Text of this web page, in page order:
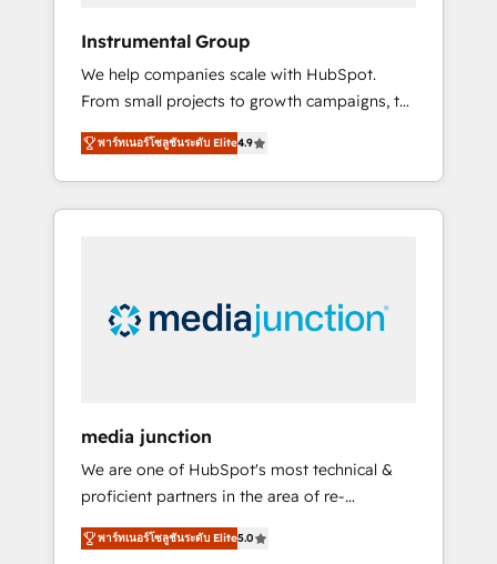
Harnessing the full potential of the powerful
HubSpot CRM. ✔️A team of HubSpot experts
backed by over 10+ years of HubSpot
experience ✔️Flexible pricing models —
Hourly-fee (assigned one Dedicated
HubSpot Admin); Monthly-fee (HubSpot
Admin + Project Manager); and Fixed Project
bundle services. Connect with us today!
Instrumental Group
We help companies scale with HubSpot.
From small projects to growth campaigns, to
CRM and websites. Hire an agency that's
experienced in every inch of HubSpot and
willing to work hand-in-hand with your team
to simplify the complex and build a better
พาร์ทเนอร์โซลูชันระดับ Elite4.9
media junction
We are one of HubSpot's most technical &
proficient partners in the area of re-
platforming, website design & development.
We specialize in multi-hub implementations
พาร์ทเนอร์โซลูชันระดับ Elite5.0